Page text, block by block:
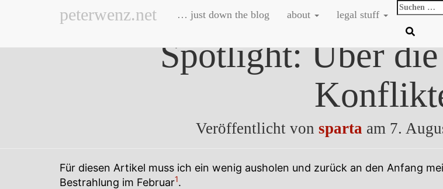
peterwenz.net … just down the blog about legal stuff
Suchen
nach:
Spotlight: Über
Veröffentlicht von sparta am 7.
Für diesen Artikel muss ich ein wenig ausholen und zurück an den Anfang
Bestrahlung im Februar1.